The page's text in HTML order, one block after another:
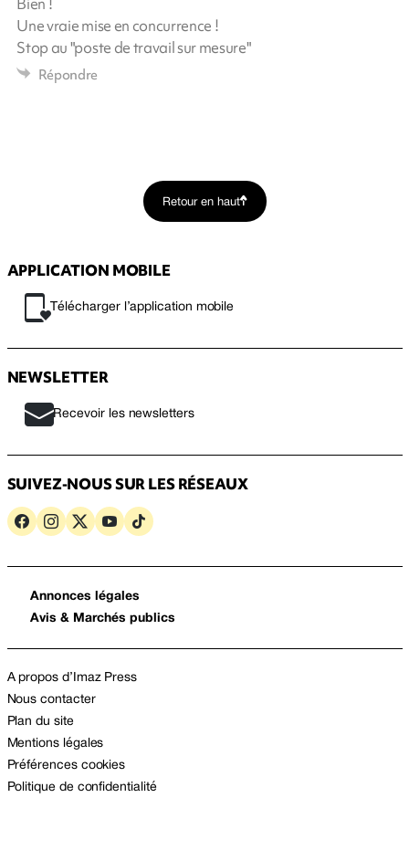
Une vraie mise en concurrence !
Stop au "poste de travail sur mesure"
Répondre
Retour en haut
APPLICATION MOBILE
Télécharger l’application mobile
NEWSLETTER
Recevoir les newsletters
SUIVEZ-NOUS SUR LES RÉSEAUX
Annonces légales
Avis & Marchés publics
A propos d’Imaz Press
Nous contacter
Plan du site
Mentions légales
Préférences cookies
Politique de confidentialité